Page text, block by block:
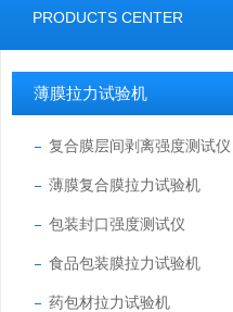
PRODUCTS CENTER
薄膜拉力试验机
复合膜层间剥离强度测试仪
薄膜复合膜拉力试验机
包装封口强度测试仪
食品包装膜拉力试验机
药包材拉力试验机